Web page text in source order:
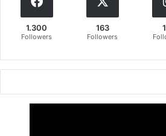
1.300
Followers
163
Followers